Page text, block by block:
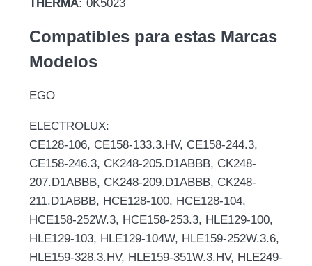
THERMA: 0K5023
Compatibles para estas Marcas
Modelos
EGO
ELECTROLUX:
CE128-106, CE158-133.3.HV, CE158-244.3,
CE158-246.3, CK248-205.D1ABBB, CK248-
207.D1ABBB, CK248-209.D1ABBB, CK248-
211.D1ABBB, HCE128-100, HCE128-104,
HCE158-252W.3, HCE158-253.3, HLE129-100,
HLE129-103, HLE129-104W, HLE159-252W.3.6,
HLE159-328.3.HV, HLE159-351W.3.HV, HLE249-